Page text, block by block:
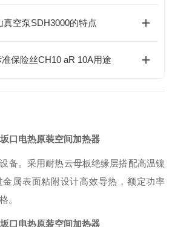
空泵SDH3000的特点
保险丝CH10 aR 10A用途
口电热原装空间加热器
备。采用耐热云母板绝缘层搭配高温镍
属表面粘附设计高效导热，额定功率
。
口电热原装空间加热器